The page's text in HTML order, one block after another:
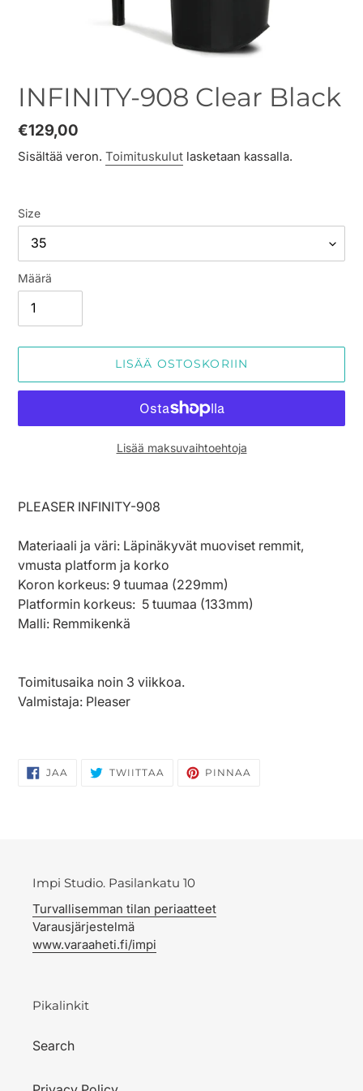
INFINITY-908 Clear Black
Normaalihinta
€129,00
Sisältää veron. Toimituskulut lasketaan kassalla.
Size
Määrä
LISÄÄ OSTOSKORIIN
Lisää maksuvaihtoehtoja
lisääminen
ostoskoriin
PLEASER INFINITY-908
Materiaali ja väri: Läpinäkyvät muoviset remmit,
vmusta platform ja korko
Koron korkeus: 9 tuumaa (229mm)
Platformin korkeus: 5 tuumaa (133mm)
Malli: Remmikenkä
Toimitusaika noin 3 viikkoa.
Valmistaja: Pleaser
JAA
FACEBOOKISSA
TWIITTAA TWIITTAA
TWITTERISSÄ
PINNAA
Impi Studio. Pasilankatu 10
Turvallisemman tilan periaatteet
Varausjärjestelmä
www.varaaheti.fi/impi
Pikalinkit
Search